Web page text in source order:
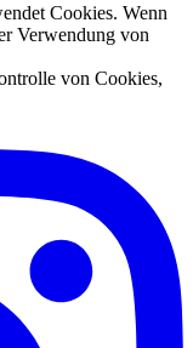
Cookies. Wenn
Verwendung von
von Cookies,